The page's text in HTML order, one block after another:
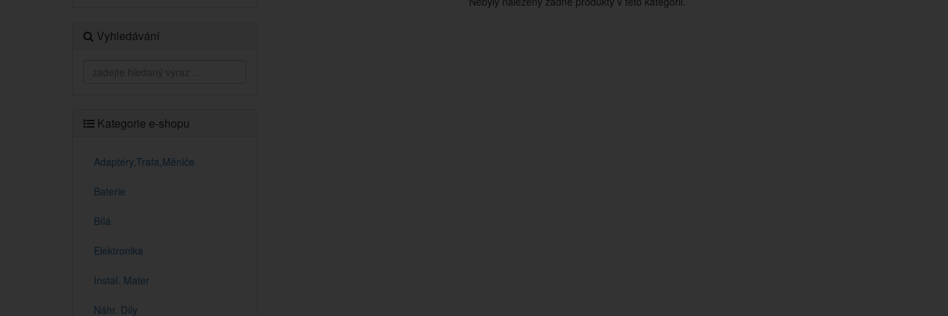
Vyhledávání
Kategorie e-shopu
Adaptéry,Trafa,Měniče
Baterie
Bílá
Elektronika
Instal. Mater
Náhr. Díly